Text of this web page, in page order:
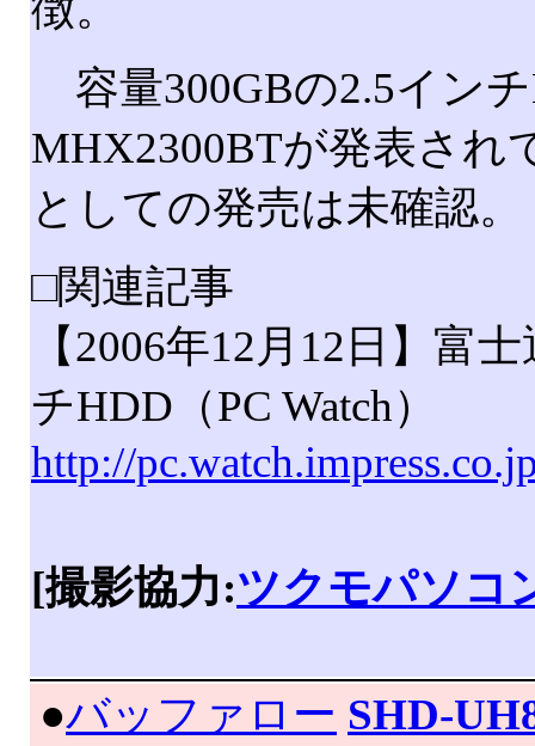
容量300GBの2.5イン
MHX2300BTが発表され
としての発売は未確認。
□関連記事
【2006年12月12日】富
チHDD（PC Watch）
http://
[撮影協力:ツクモパソコ
●バッファロー SHD-